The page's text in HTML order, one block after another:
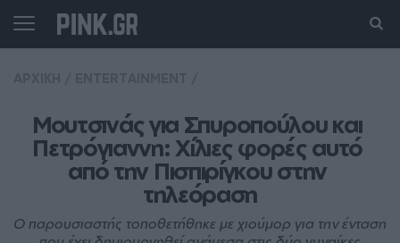
Μουτσινάς για Σπυροπούλου και
Πετρόγιαννη: Χίλιες φορές αυτό
από την Πισπιρίγκου στην
τηλεόραση
Ο παρουσιαστής τοποθετήθηκε με χιούμορ για την ένταση